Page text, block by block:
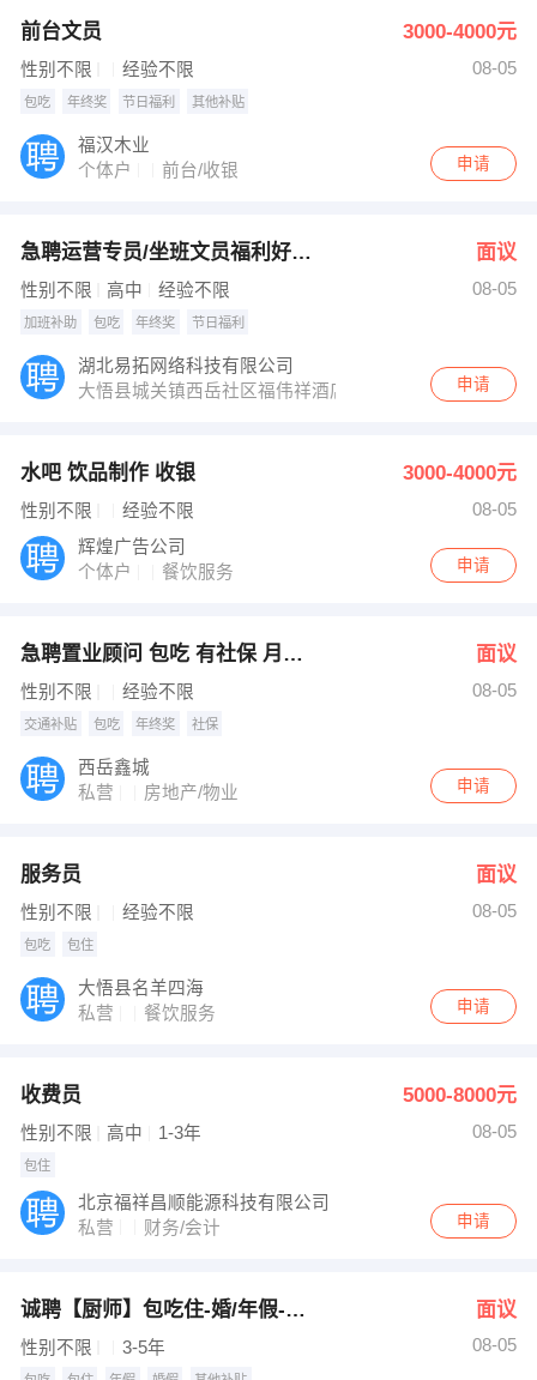
前台文员 3000-4000元
性别不限 经验不限 08-05
包吃 年终奖 节日福利 其他补贴
福汉木业
个体户
前台/收银 申请
急聘运营专员/坐班文员福利好待遇4000包中餐！ 面议
性别不限 高中 经验不限 08-05
加班补助 包吃 年终奖 节日福利
湖北易拓网络科技有限公司
大悟县城关镇西岳社区福伟祥酒店三楼
申请
水吧 饮品制作 收银 3000-4000元
性别不限 经验不限
08-05
辉煌广告公司
个体户
餐饮服务 申请
急聘置业顾问 包吃 有社保 月薪1万+ 面议
性别不限 经验不限 08-05
交通补贴 包吃 年终奖 社保
西岳鑫城
私营
房地产/物业 申请
服务员 面议
性别不限 经验不限 08-05
包吃 包住
大悟县名羊四海
私营
餐饮服务 申请
收费员 5000-8000元
性别不限 高中 1-3年 08-05
包住
北京福祥昌顺能源科技有限公司
私营
财务/会计 申请
诚聘【厨师】包吃住-婚/年假-薪6000-8000 面议
性别不限 3-5年 08-05